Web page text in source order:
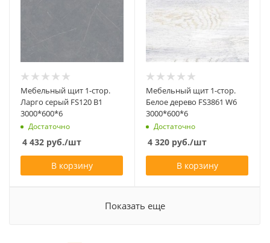
Мебельный щит 1-стор.
Ларго серый FS120 B1
3000*600*6
Достаточно
4 432 руб./шт
В корзину
Мебельный щит 1-стор.
Белое дерево FS3861 W6
3000*600*6
Достаточно
4 320 руб./шт
В корзину
Показать еще